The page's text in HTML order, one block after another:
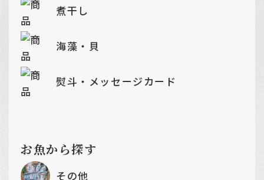
煮干し
海藻・貝
熨斗・メッセージカード
お魚から探す
その他